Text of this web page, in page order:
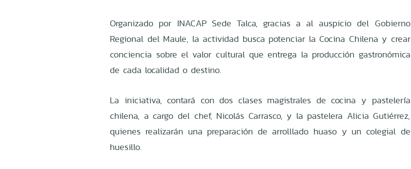
Organizado por INACAP Sede Talca, gracias a al auspicio del Gobierno
Regional del Maule, la actividad busca potenciar la Cocina Chilena y crear
conciencia sobre el valor cultural que entrega la producción gastronómica
de cada localidad o destino.
La iniciativa, contará con dos clases magistrales de cocina y pastelería
chilena, a cargo del chef, Nicolás Carrasco, y la pastelera Alicia Gutiérrez,
quienes realizarán una preparación de arrolllado huaso y un colegial de
huesillo.